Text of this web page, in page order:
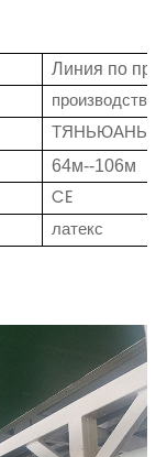
Линия по
производство
ТЯНЬЮАНЬ
64м--106м
CE
латекс